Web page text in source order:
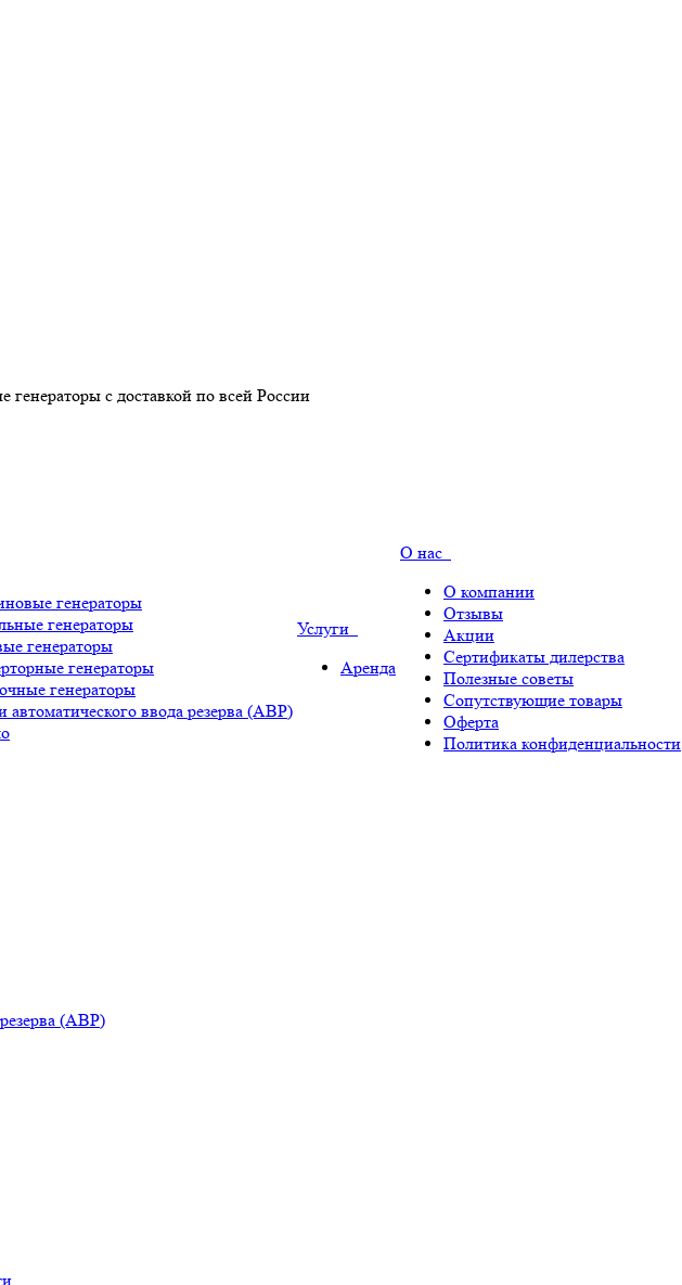
с доставкой по всей России
генераторы
генераторы
генераторы
генераторы
генераторы
автоматического ввода резерва (АВР)
Услуги
Аренда
О нас
О компании
Отзывы
Акции
Сертификаты дилерства
Полезные советы
Сопутствующие товары
Оферта
Политика конфиденциальности
(АВР)